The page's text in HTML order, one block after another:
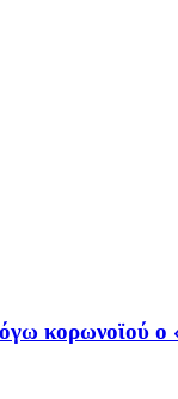
κορωνοϊού ο